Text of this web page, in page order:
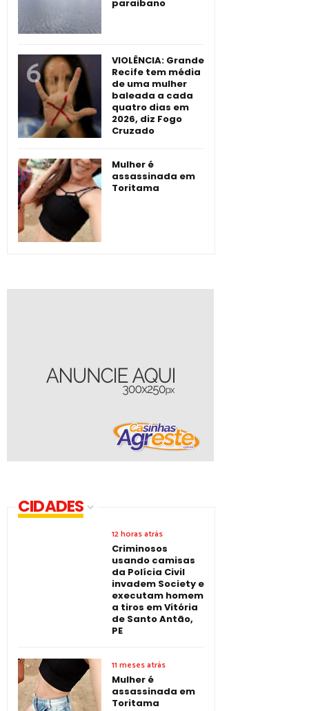
paraibano
VIOLÊNCIA: Grande
Recife tem média
de uma mulher
baleada a cada
quatro dias em
2026, diz Fogo
Cruzado
Mulher é
assassinada em
Toritama
CIDADES
12 horas atrás
Criminosos
usando camisas
da Polícia Civil
invadem Society e
executam homem
a tiros em Vitória
de Santo Antão,
PE
11 meses atrás
Mulher é
assassinada em
Toritama